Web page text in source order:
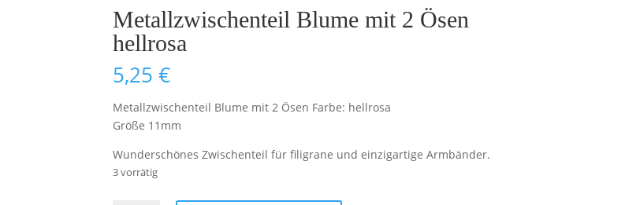
Metallzwischenteil Blume mit 2 Ösen
hellrosa
5,25 €
Metallzwischenteil Blume mit 2 Ösen Farbe: hellrosa
Größe 11mm
Wunderschönes Zwischenteil für filigrane und einzigartige Armbänder.
3 vorrätig